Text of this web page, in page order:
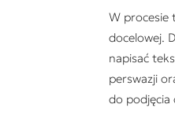
W procesie
docelowej.
napisać
perswazji
do podjęcia